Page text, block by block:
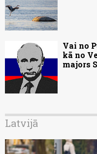
Vai no
kā no
majors
Latvijā